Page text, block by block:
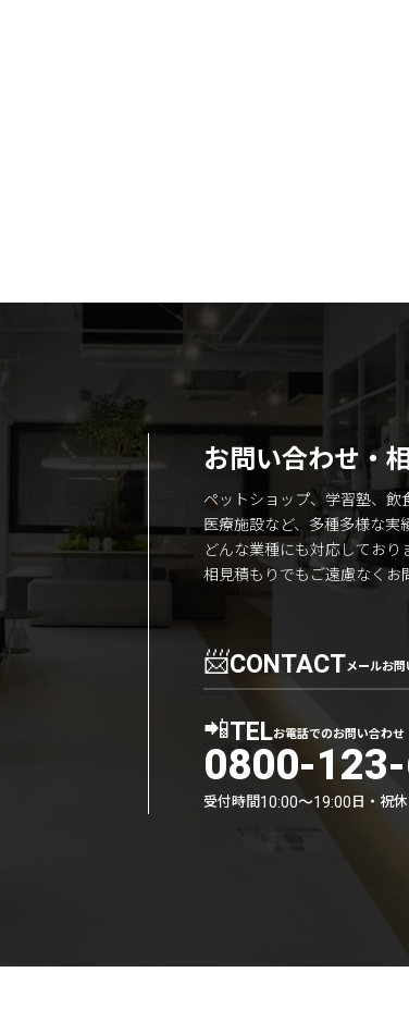
お問い合わせ・
ペットショップ、学習塾、飲
医療施設など、多種多様な実
どんな業種にも対応しており
相見積もりでもご遠慮なくお
📨CONTACTメールお
📲TELお電話でのお問い合わせ
0800-
受付時間10:00〜19:00日・祝休